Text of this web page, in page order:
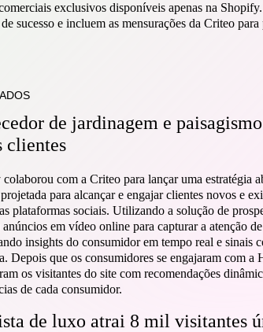
exclusivos disponíveis apenas na
sucesso e incluem as mensurações da Criteo
de jardinagem e
clientes
com a Criteo para lançar uma estratégia
para alcançar e engajar clientes novos e
plataformas sociais. Utilizando a solução de
em vídeo online para capturar a atenção
insights do consumidor em tempo real e sinais
Depois que os consumidores se engajaram com
os visitantes do site com recomendações
de cada consumidor.
de luxo atrai 8 mil visitantes